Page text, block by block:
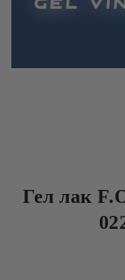
Гел лак